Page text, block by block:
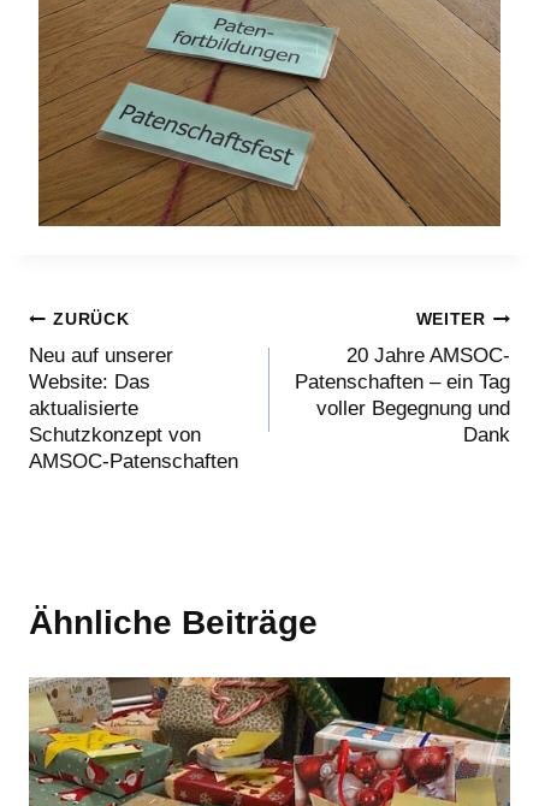
Beitragsnavigation
ZURÜCK
Neu auf unserer
Website: Das
aktualisierte
Schutzkonzept von
AMSOC-Patenschaften
WEITER
20 Jahre AMSOC-
Patenschaften – ein Tag
voller Begegnung und
Dank
Ähnliche Beiträge